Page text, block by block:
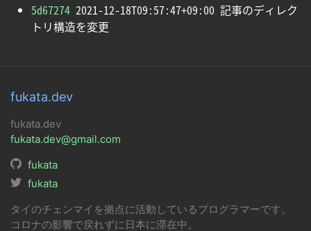
5d67274 2021-12-18T09:57:47+09:00 記事のディレク
トリ構造を変更
fukata.dev
fukata.dev
fukata.dev@gmail.com
fukata
fukata
タイのチェンマイを拠点に活動しているプログラマーです。
コロナの影響で戻れずに日本に滞在中。